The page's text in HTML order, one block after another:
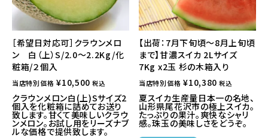
［希望日対応可］クラウンメロ
ン 白（上）S/2.0～2.2Kg/化
粧箱/２個入
当店特別価格 ¥10,500 税込
クラウンメロン白(上)Sサイズ2
個入を化粧箱に詰めてお送り
致します。甘くて美味しいクラウ
ンメロン。お試し用をリーズナブ
ルな価格で提供致します。
【出荷：7月下旬頃～8月上旬頃
まで】甘濃スイカ 2Lサイズ
7Kg x2玉 杉の木箱入り
当店特別価格 ¥10,380 税込
夏スイカ生産量日本一の名地、
山形県尾花沢市の極上スイカ。
たっぷりの果汁。爽快なシャリ
感。珠玉の美味しさをどうぞ。